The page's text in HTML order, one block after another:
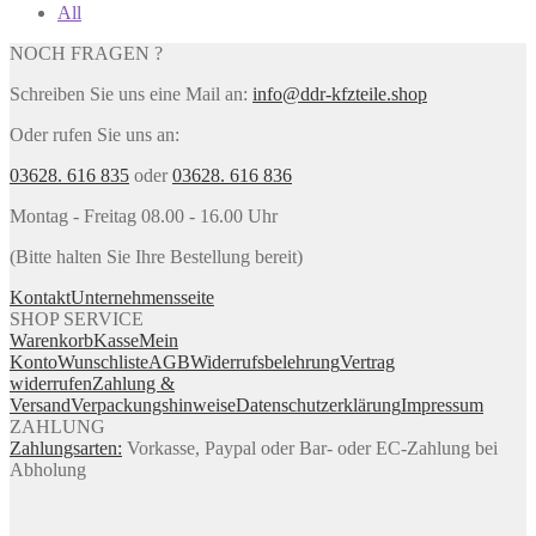
All
NOCH FRAGEN ?
Schreiben Sie uns eine Mail an: info@ddr-kfzteile.shop
Oder rufen Sie uns an:
03628. 616 835 oder03628. 616 836
Montag - Freitag 08.00 - 16.00 Uhr
(Bitte halten Sie Ihre Bestellung bereit)
KontaktUnternehmensseite
SHOP SERVICE
WarenkorbKasseMein
KontoWunschlisteAGBWiderrufsbelehrungVertrag
widerrufenZahlung &
VersandVerpackungshinweiseDatenschutzerklärungImpressum
ZAHLUNG
Zahlungsarten: Vorkasse, Paypal oder Bar- oder EC-Zahlung bei
Abholung